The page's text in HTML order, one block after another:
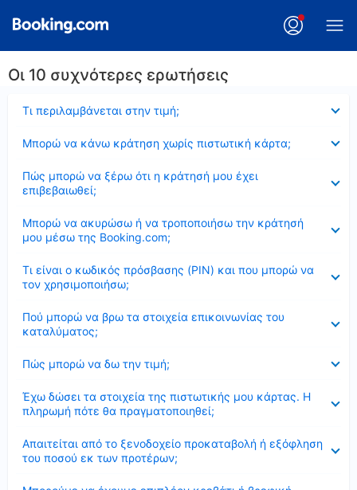
Οι 10 συχνότερες ερωτήσεις
Τι περιλαμβάνεται στην τιμή;
Μπορώ να κάνω κράτηση χωρίς πιστωτική κάρτα;
Πώς μπορώ να ξέρω ότι η κράτησή μου έχει
επιβεβαιωθεί;
Μπορώ να ακυρώσω ή να τροποποιήσω την κράτησή
μου μέσω της Booking.com;
Τι είναι ο κωδικός πρόσβασης (PIN) και που μπορώ να
τον χρησιμοποιήσω;
Πού μπορώ να βρω τα στοιχεία επικοινωνίας του
καταλύματος;
Πώς μπορώ να δω την τιμή;
Έχω δώσει τα στοιχεία της πιστωτικής μου κάρτας. Η
πληρωμή πότε θα πραγματοποιηθεί;
Απαιτείται από το ξενοδοχείο προκαταβολή ή εξόφληση
του ποσού εκ των προτέρων;